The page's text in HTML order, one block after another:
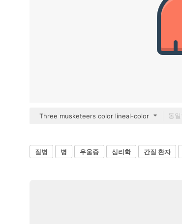
Three musketeers color lineal-color
질병 병 우울증 심리학 간질 환자